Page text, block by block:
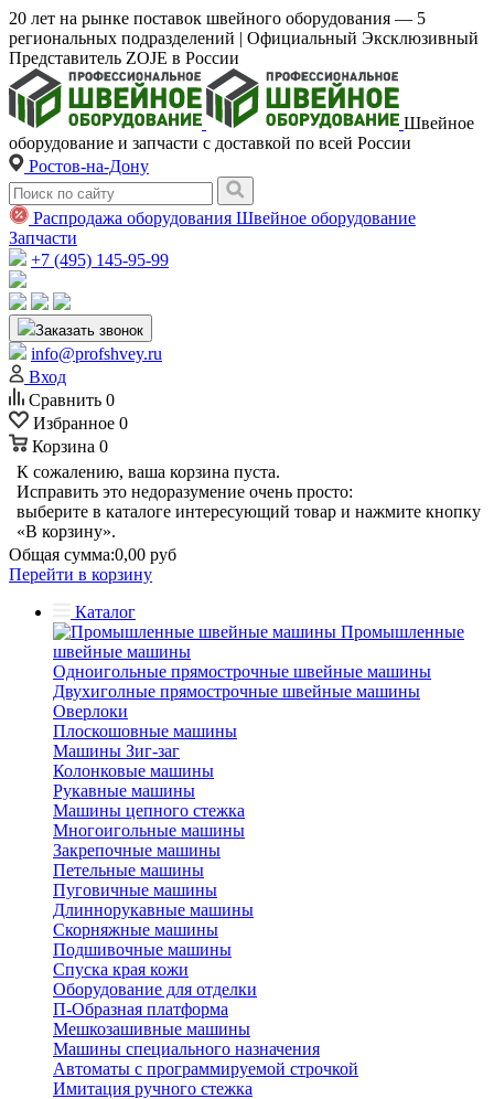
20 лет на рынке поставок швейного оборудования — 5
региональных подразделений | Официальный Эксклюзивный
Представитель ZOJE в России
Швейное
оборудование и запчасти с доставкой по всей России
Ростов-на-Дону
Распродажа оборудования Швейное оборудование
Запчасти
+7 (495) 145-95-99
Заказать звонок
info@profshvey.ru
Вход
Сравнить 0
Избранное 0
Корзина 0
К сожалению, ваша корзина пуста.
Исправить это недоразумение очень просто:
выберите в каталоге интересующий товар и нажмите кнопку
«В корзину».
Общая сумма:0,00 руб
Перейти в корзину
Каталог
Промышленные
швейные машины
Одноигольные прямострочные швейные машины
Двухиголные прямострочные швейные машины
Оверлоки
Плоскошовные машины
Машины Зиг-заг
Колонковые машины
Рукавные машины
Машины цепного стежка
Многоигольные машины
Закрепочные машины
Петельные машины
Пуговичные машины
Длиннорукавные машины
Скорняжные машины
Подшивочные машины
Спуска края кожи
Оборудование для отделки
П-Образная платформа
Мешкозашивные машины
Машины специального назначения
Автоматы с программируемой строчкой
Имитация ручного стежка